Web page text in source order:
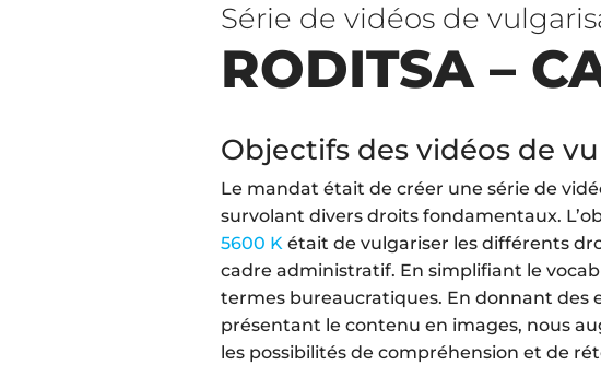
Série de vidéos de
RODITSA –
Objectifs des vidéos de
Le mandat était de créer une série de
survolant divers droits fondamentaux.
5600 Kétait de vulgariser les différents
cadre administratif. En simplifiant le
termes bureaucratiques. En donnant des
présentant le contenu en images, nous
les possibilités de compréhension et de